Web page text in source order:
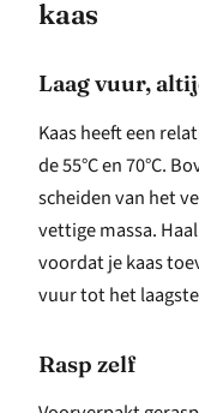
kaas
Laag vuur,
Kaas heeft een
de 55°C en 70°C.
scheiden van het
vettige massa.
voordat je kaas
vuur tot het
Rasp zelf